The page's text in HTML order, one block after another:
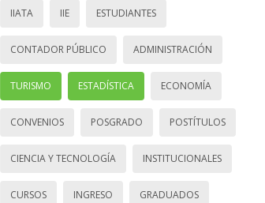
IIATA IIE ESTUDIANTES
CONTADOR PÚBLICO ADMINISTRACIÓN
TURISMO ESTADÍSTICA ECONOMÍA
CONVENIOS POSGRADO POSTÍTULOS
CIENCIA Y TECNOLOGÍA INSTITUCIONALES
CURSOS INGRESO GRADUADOS